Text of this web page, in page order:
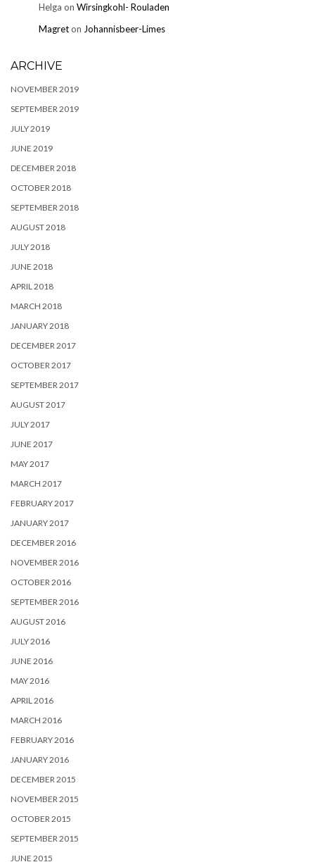
Helga on Wirsingkohl- Rouladen
Magreton Johannisbeer-Limes
ARCHIVE
NOVEMBER 2019
SEPTEMBER 2019
JULY 2019
JUNE 2019
DECEMBER 2018
OCTOBER 2018
SEPTEMBER 2018
AUGUST 2018
JULY 2018
JUNE 2018
APRIL 2018
MARCH 2018
JANUARY 2018
DECEMBER 2017
OCTOBER 2017
SEPTEMBER 2017
AUGUST 2017
JULY 2017
JUNE 2017
MAY 2017
MARCH 2017
FEBRUARY 2017
JANUARY 2017
DECEMBER 2016
NOVEMBER 2016
OCTOBER 2016
SEPTEMBER 2016
AUGUST 2016
JULY 2016
JUNE 2016
MAY 2016
APRIL 2016
MARCH 2016
FEBRUARY 2016
JANUARY 2016
DECEMBER 2015
NOVEMBER 2015
OCTOBER 2015
SEPTEMBER 2015
JUNE 2015